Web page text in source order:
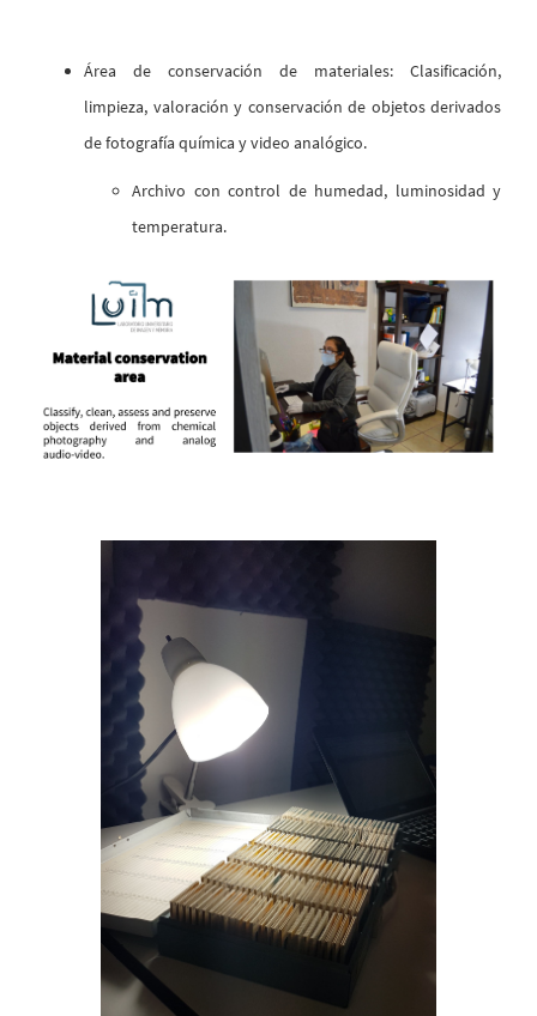
Área de conservación de materiales: Clasificación,
limpieza, valoración y conservación de objetos derivados
de fotografía química y video analógico.
Archivo con control de humedad, luminosidad y
temperatura.